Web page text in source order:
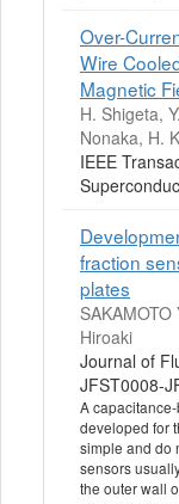
Over-
Wire
Magnetic
H. Shigeta,
Nonaka, H.
IEEE
fraction
plates
SAKAMOTO
Hiroaki
Journal of
JFST0008-
A
developed for
simple and do
sensors
the outer wall